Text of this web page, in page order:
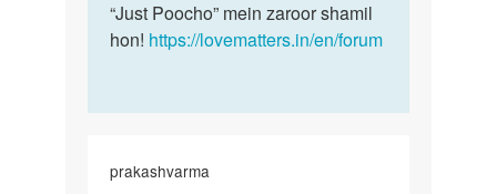
“Just Poocho” mein zaroor shamil
hon! https://lovematters.in/en/forum
prakashvarma